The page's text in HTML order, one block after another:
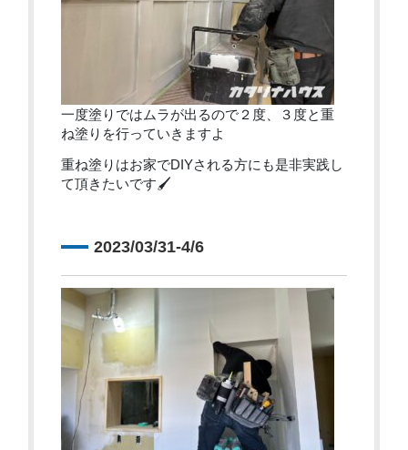
一度塗りではムラが出るので２度、３度と重
ね塗りを行っていきますよ
重ね塗りはお家でDIYされる方にも是非実践し
て頂きたいです🖌
2023/03/31-4/6